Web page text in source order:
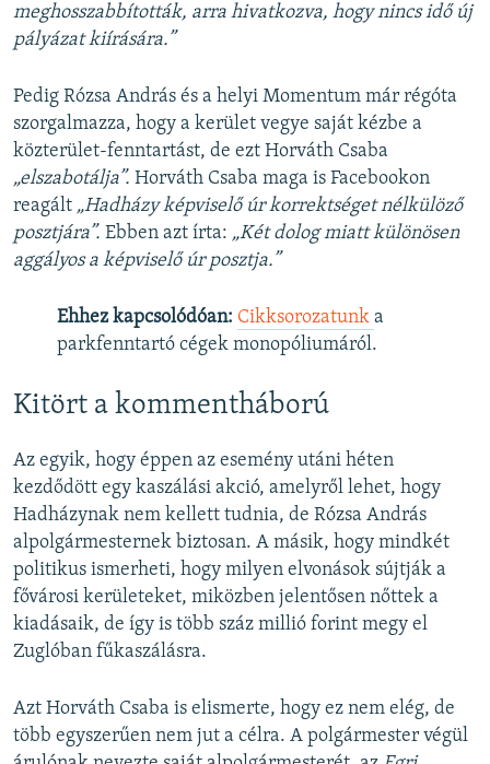
meghosszabbították, arra hivatkozva, hogy nincs idő új
pályázat kiírására.”
Pedig Rózsa András és a helyi Momentum már régóta
szorgalmazza, hogy a kerület vegye saját kézbe a
közterület-fenntartást, de ezt Horváth Csaba
„elszabotálja”. Horváth Csaba maga is Facebookon
reagált „Hadházy képviselő úr korrektséget nélkülöző
posztjára”. Ebben azt írta: „Két dolog miatt különösen
aggályos a képviselő úr posztja.”
Ehhez kapcsolódóan: Cikksorozatunk a
parkfenntartó cégek monopóliumáról.
Kitört a kommentháború
Az egyik, hogy éppen az esemény utáni héten
kezdődött egy kaszálási akció, amelyről lehet, hogy
Hadházynak nem kellett tudnia, de Rózsa András
alpolgármesternek biztosan. A másik, hogy mindkét
politikus ismerheti, hogy milyen elvonások sújtják a
fővárosi kerületeket, miközben jelentősen nőttek a
kiadásaik, de így is több száz millió forint megy el
Zuglóban fűkaszálásra.
Azt Horváth Csaba is elismerte, hogy ez nem elég, de
több egyszerűen nem jut a célra. A polgármester végül